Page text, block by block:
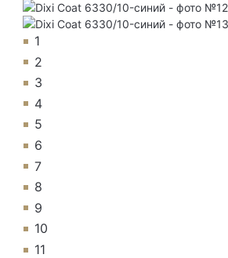
1
2
3
4
5
6
7
8
9
10
11